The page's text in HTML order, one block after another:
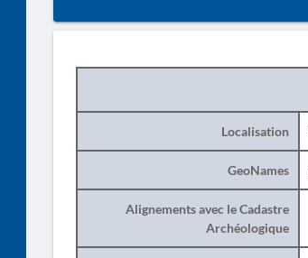
Localisation
GeoNames
Alignements avec le Cadastre
Archéologique